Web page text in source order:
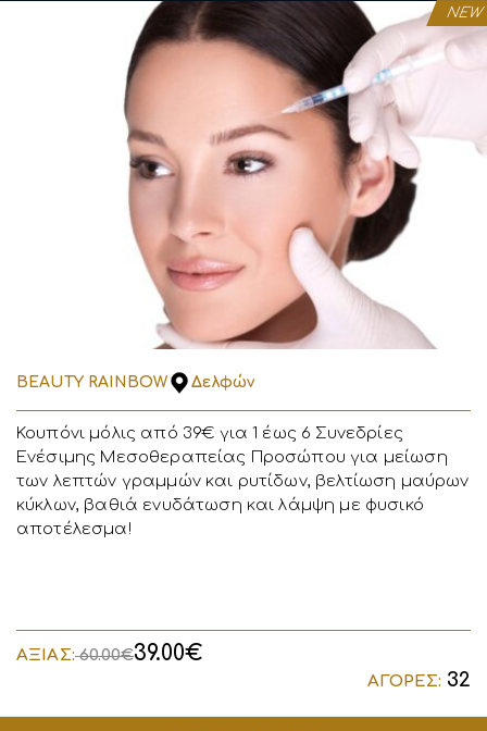
NEW
BEAUTY RAINBOW Δελφών
Κουπόνι μόλις από 39€ για 1 έως 6 Συνεδρίες
Ενέσιμης Μεσοθεραπείας Προσώπου για μείωση
των λεπτών γραμμών και ρυτίδων, βελτίωση μαύρων
κύκλων, βαθιά ενυδάτωση και λάμψη με φυσικό
αποτέλεσμα!
ΑΞΙΑΣ:60.00€39.00€
ΑΓΟΡΕΣ: 32